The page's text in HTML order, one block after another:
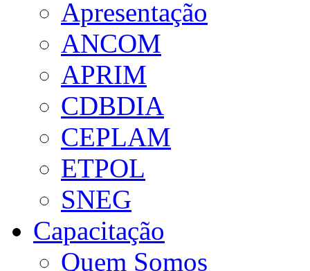
Apresentação
ANCOM
APRIM
CDBDIA
CEPLAM
ETPOL
SNEG
Capacitação
Quem Somos